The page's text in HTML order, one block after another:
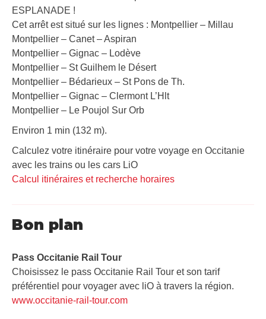
ESPLANADE !
Cet arrêt est situé sur les lignes : Montpellier – Millau
Montpellier – Canet – Aspiran
Montpellier – Gignac – Lodève
Montpellier – St Guilhem le Désert
Montpellier – Bédarieux – St Pons de Th.
Montpellier – Gignac – Clermont L’Hlt
Montpellier – Le Poujol Sur Orb
Environ 1 min (132 m).
Calculez votre itinéraire pour votre voyage en Occitanie
avec les trains ou les cars LiO
Calcul itinéraires et recherche horaires
Bon plan
Pass Occitanie Rail Tour​
Choisissez le pass Occitanie Rail Tour et son tarif
préférentiel pour voyager avec liO à travers la région.
www.occitanie-rail-tour.com